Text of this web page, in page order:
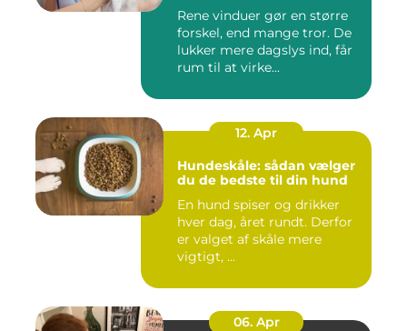
Rene vinduer gør en større
forskel, end mange tror. De
lukker mere dagslys ind, får
rum til at virke...
12. Apr
Hundeskåle: sådan vælger
du de bedste til din hund
En hund spiser og drikker
hver dag, året rundt. Derfor
er valget af skåle mere
vigtigt, ...
06. Apr